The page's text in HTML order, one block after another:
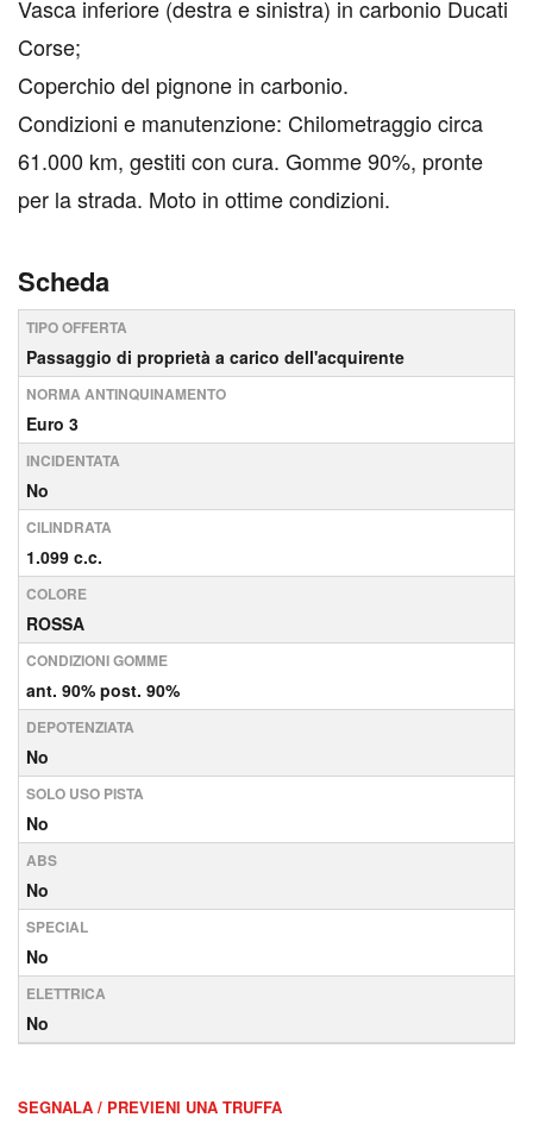
Vasca inferiore (destra e sinistra) in carbonio Ducati
Corse;
Coperchio del pignone in carbonio.
Condizioni e manutenzione: Chilometraggio circa
61.000 km, gestiti con cura. Gomme 90%, pronte
per la strada. Moto in ottime condizioni.
Scheda
TIPO OFFERTA
Passaggio di proprietà a carico dell'acquirente
NORMA ANTINQUINAMENTO
Euro 3
INCIDENTATA
No
CILINDRATA
1.099 c.c.
COLORE
ROSSA
CONDIZIONI GOMME
ant. 90% post. 90%
DEPOTENZIATA
No
SOLO USO PISTA
No
ABS
No
SPECIAL
No
ELETTRICA
No
SEGNALA / PREVIENI UNA TRUFFA